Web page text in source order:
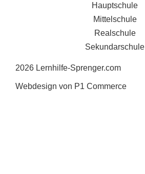
Hauptschule
Mittelschule
Realschule
Sekundarschule
2026 Lernhilfe-Sprenger.com
Webdesign von P1 Commerce